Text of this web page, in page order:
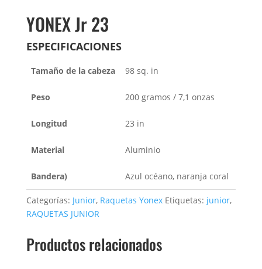
YONEX Jr 23
ESPECIFICACIONES
Tamaño de la cabeza 98 sq. in
Peso 200 gramos / 7,1 onzas
Longitud 23 in
Material Aluminio
Bandera) Azul océano, naranja coral
Categorías: Junior, Raquetas Yonex Etiquetas: junior,
RAQUETAS JUNIOR
Productos relacionados